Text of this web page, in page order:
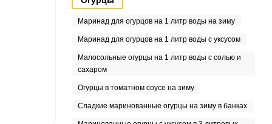
Маринад для огурцов на 1 литр воды на зиму
Маринад для огурцов на 1 литр воды с уксусом
Малосольные огурцы на 1 литр воды с солью и
сахаром
Огурцы в томатном соусе на зиму
Сладкие маринованные огурцы на зиму в банках